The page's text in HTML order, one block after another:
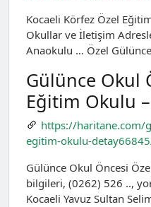
Kocaeli Körfez Özel
Okullar ve İletişim
Anaokulu … Özel
Gülünce Okul
Eğitim Okulu
https://haritane.com/
egitim-okulu-
Gülünce Okul Öncesi
bilgileri, (0262) 526 ..,
Kocaeli Yavuz Sultan